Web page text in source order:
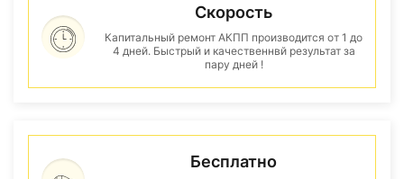
Скорость
Капитальный ремонт АКПП производится от 1 до
4 дней. Быстрый и качественнвй результат за
пару дней !
Бесплатно